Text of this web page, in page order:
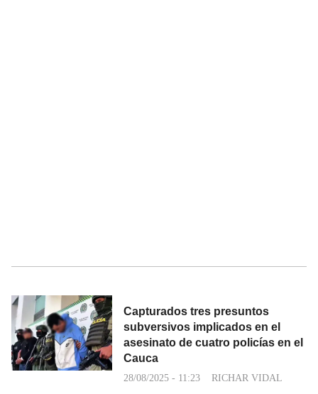
Capturados tres presuntos
subversivos implicados en el
asesinato de cuatro policías en el
Cauca
28/08/2025 - 11:23 RICHAR VIDAL